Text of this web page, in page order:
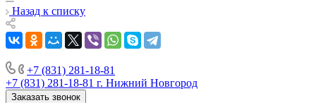
Назад к списку
+7 (831) 281-18-81
+7 (831) 281-18-81 г. Нижний Новгород
Заказать звонок